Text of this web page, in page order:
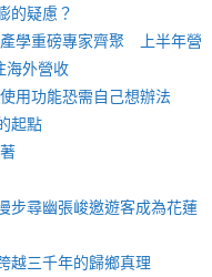
的疑慮？
學重磅專家齊聚 上半年營
海外營收
用功能恐需自己想辦法
起點
步尋幽張峻邀遊客成為花蓮
越三千年的歸鄉真理